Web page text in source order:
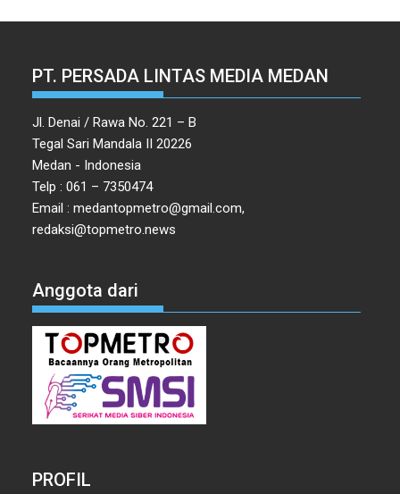
PT. PERSADA LINTAS MEDIA MEDAN
Jl. Denai / Rawa No. 221 – B
Tegal Sari Mandala II 20226
Medan - Indonesia
Telp : 061 – 7350474
Email : medantopmetro@gmail.com,
redaksi@topmetro.news
Anggota dari
PROFIL